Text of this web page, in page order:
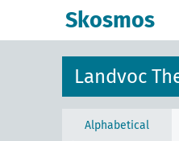
Skosmos
Landvoc
Alphabetical